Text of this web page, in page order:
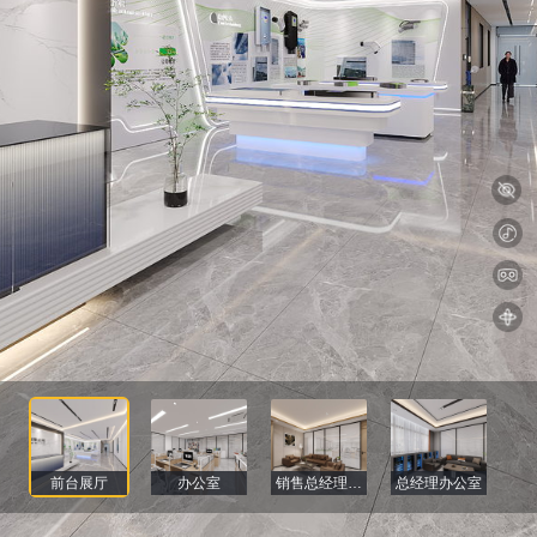
前台展厅 办公室 销售总经理办公室 总经理办公室